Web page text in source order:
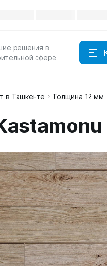
решения в
сфере
в Ташкенте Толщина 12 мм